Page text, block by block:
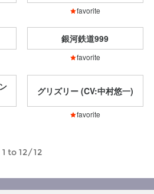
favorite
銀河鉄道999
favorite
グリズリー (CV:中村悠一)
favorite
1 to 12/12